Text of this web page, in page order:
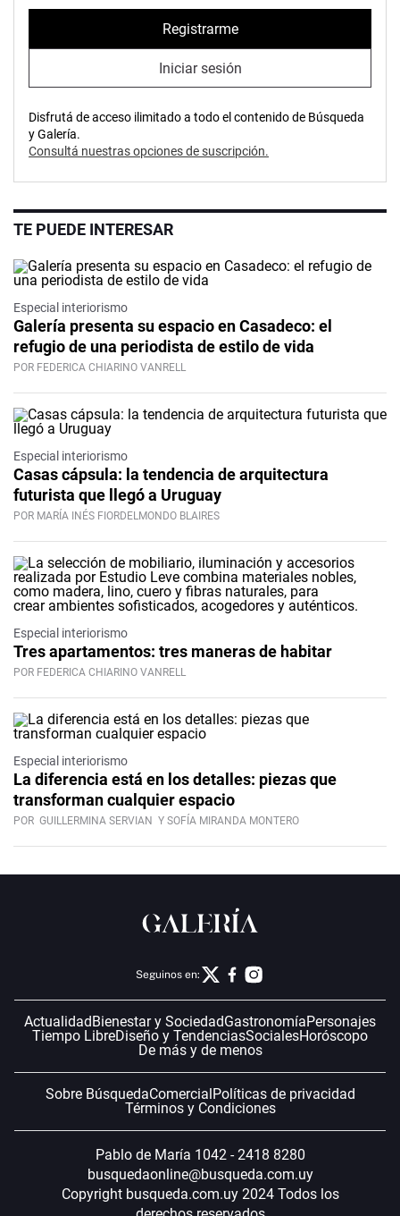
Registrarme
Iniciar sesión
Disfrutá de acceso ilimitado a todo el contenido de Búsqueda
y Galería.
Consultá nuestras opciones de suscripción.
TE PUEDE INTERESAR
Especial interiorismo
Galería presenta su espacio en Casadeco: el
refugio de una periodista de estilo de vida
POR FEDERICA CHIARINO VANRELL
Especial interiorismo
Casas cápsula: la tendencia de arquitectura
futurista que llegó a Uruguay
POR MARÍA INÉS FIORDELMONDO BLAIRES
Especial interiorismo
Tres apartamentos: tres maneras de habitar
POR FEDERICA CHIARINO VANRELL
Especial interiorismo
La diferencia está en los detalles: piezas que
transforman cualquier espacio
POR GUILLERMINA SERVIAN Y SOFÍA MIRANDA MONTERO
Seguinos en:
Actualidad Bienestar y SociedadGastronomíaPersonajes
Tiempo LibreDiseño y TendenciasSocialesHoróscopo
De más y de menos
Sobre BúsquedaComercial Políticas de privacidad
Términos y Condiciones
Pablo de María 1042 - 2418 8280
busquedaonline@busqueda.com.uy
Copyright busqueda.com.uy 2024 Todos los